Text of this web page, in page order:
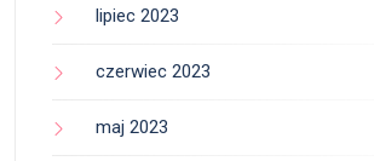
lipiec 2023
czerwiec 2023
maj 2023